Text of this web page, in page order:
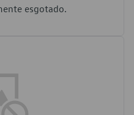
esgotado.